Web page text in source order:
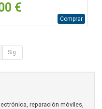
€
Comprar
Sig.
reparación móviles,